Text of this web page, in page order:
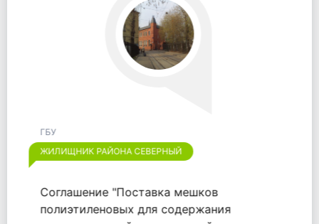
ГБУ
ЖИЛИЩНИК РАЙОНА ОТРАДНОЕ
Хотим выразить признательность
компании "ООО "ВАЙТПАК"" за